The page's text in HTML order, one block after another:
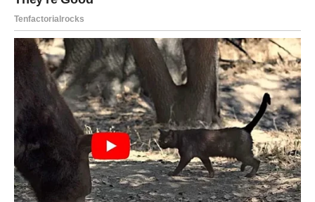
ljudskoj borbi, snazi karaktera i nadi, što ga čini jednim od
najrespektabilnijih figura u sportu svih vremena.